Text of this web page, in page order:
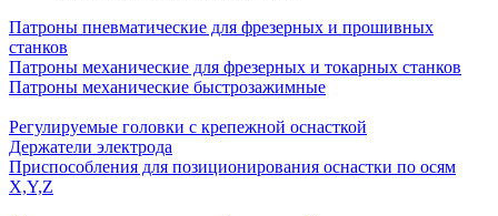
Патроны пневматические для фрезерных и прошивных
станков
Патроны механические для фрезерных и токарных станков
Патроны механические быстрозажимные
Регулируемые головки с крепежной оснасткой
Держатели электрода
Приспособления для позиционирования оснастки по осям
Х,Y,Z